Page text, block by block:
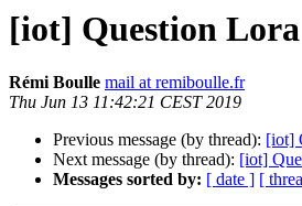
[iot] Question
Rémi Boulle mail at remiboulle.fr
Thu Jun 13 11:42:21 CEST 2019
Previous message (by thread): [iot]
Next message (by thread): [iot]
Messages sorted by: [ date ] [